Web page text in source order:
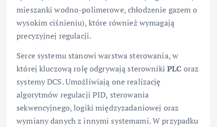
mieszanki wodno-polimerowe, chłodzenie gazem o
wysokim ciśnieniu), które również wymagają
precyzyjnej regulacji.
Serce systemu stanowi warstwa sterowania, w
której kluczową rolę odgrywają sterowniki PLC oraz
systemy DCS. Umożliwiają one realizację
algorytmów regulacji PID, sterowania
sekwencyjnego, logiki międzyzadaniowej oraz
wymiany danych z innymi systemami. W przypadku